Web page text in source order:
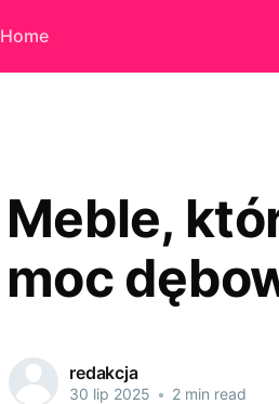
Home
Meble,
moc
redakcja
30 lip 2025 • 2 min read